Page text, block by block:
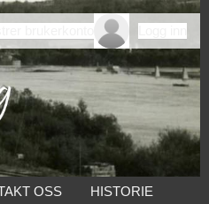
OSS HISTORIE